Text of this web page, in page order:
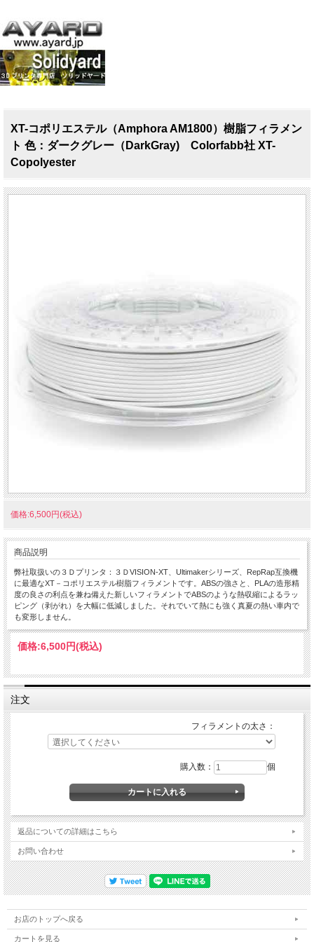
XT-コポリエステル（Amphora AM1800）樹脂フィラメン
ト 色：ダークグレー（DarkGray) Colorfabb社 XT-
Copolyester
価格:6,500円(税込)
商品説明
弊社取扱いの３Ｄプリンタ：３ＤVISION-XT、Ultimakerシリーズ、RepRap互換機
に最適なXT－コポリエステル樹脂フィラメントです。ABSの強さと、PLAの造形精
度の良さの利点を兼ね備えた新しいフィラメントでABSのような熱収縮によるラッ
ピング（剥がれ）を大幅に低減しました。それでいて熱にも強く真夏の熱い車内で
も変形しません。
価格:6,500円(税込)
注文
フィラメントの太さ：
購入数： 個
返品についての詳細はこちら
お問い合わせ
お店のトップへ戻る
カートを見る